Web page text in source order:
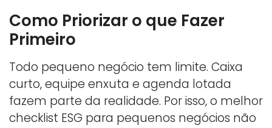
Como Priorizar o que Fazer
Primeiro
Todo pequeno negócio tem limite. Caixa
curto, equipe enxuta e agenda lotada
fazem parte da realidade. Por isso, o melhor
checklist ESG para pequenos negócios não